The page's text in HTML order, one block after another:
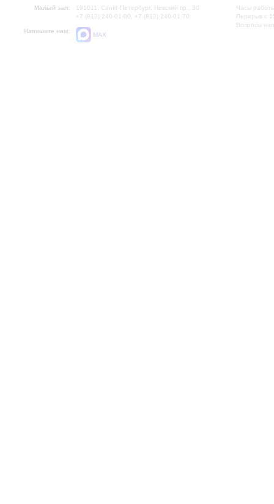
Малый зал:
191011, Санкт-Петербург, Невский пр., 30
+7 (812) 240-01-00, +7 (812) 240-01-70
Напишите нам:
MAX
Часы
Перерыв с
Вопросы